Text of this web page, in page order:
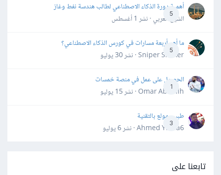
5
أهمية دورة الذكاء الاصطناعي لطالب هندسة نفط وغاز
الشيخ العربي · نشر 1 أغسطس
5
ما أهم أربعة مسارات في كورس الذكاء الاصطناعي؟
Sniper Shaker · نشر
30 يوليو
1
الحصول على عمل في منصة خمسات
Omar Abdallh · نشر
15 يوليو
3
طبيب مولع بالتقنية
Ahmed Yahia6 · نشر
6 يوليو
تابعنا على